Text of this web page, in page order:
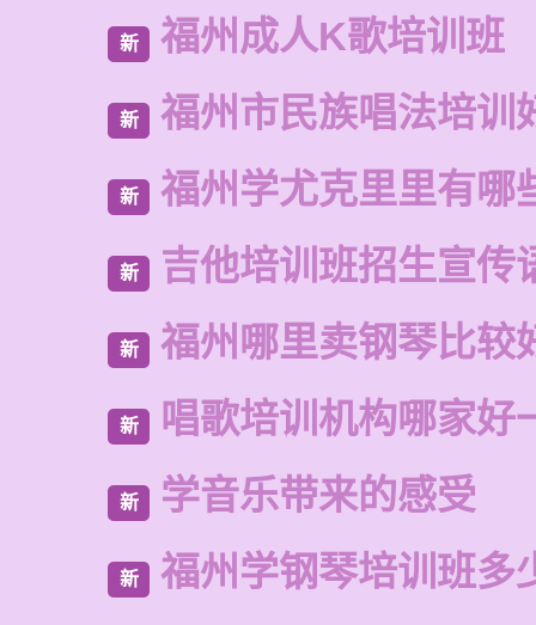
新 福州成人K歌培训班
新 福州市民族唱法培训
新 福州学尤克里里有哪
新 吉他培训班招生宣传
新 福州哪里卖钢琴比较
新 唱歌培训机构哪家好
新 学音乐带来的感受
新 福州学钢琴培训班多